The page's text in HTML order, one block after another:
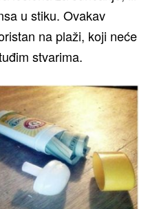
u stiku. Ovakav
na plaži, koji neće
stvarima.